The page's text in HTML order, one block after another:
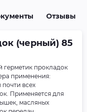
Отзывы
(черный) 85
прокладок
применения:
всех
Применяется для
масляных